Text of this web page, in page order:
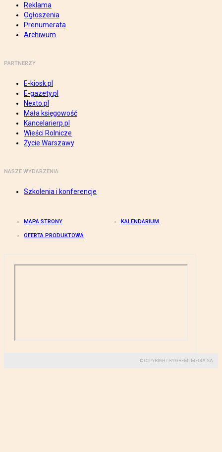
Reklama
Ogłoszenia
Prenumerata
Archiwum
PARTNERZY
E-kiosk.pl
E-gazety.pl
Nexto.pl
Mała księgowość
Kancelarierp.pl
Wieści Rolnicze
Życie Warszawy
NASZE WYDARZENIA
Szkolenia i konferencje
MAPA STRONY KALENDARIUM
OFERTA PRODUKTOWA
© COPYRIGHT BY GREMI MEDIA SA